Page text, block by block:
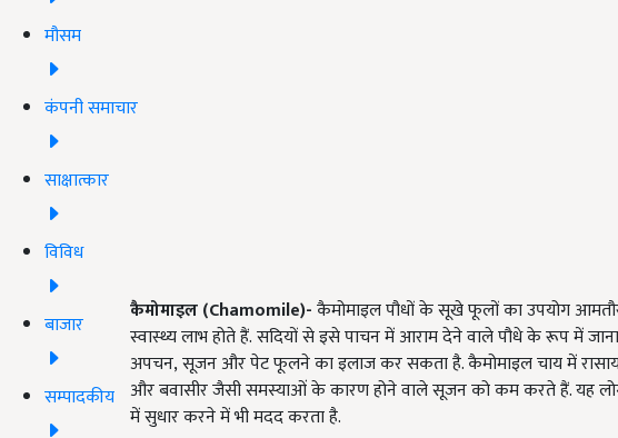
मौसम
कंपनी समाचार
साक्षात्कार
विविध
बाजार
सम्पादकीय
कैमोमाइल(Chamomile)-कैमोमाइल पौधों के सूखे फूलों का उपयोग
स्वास्थ्य लाभ होते हैं.सदियों सेइसे पाचन में आराम देने वाले पौधे के रूप में जाना
अपचन,सूजन और पेट फूलने का इलाज कर सकता है. कैमोमाइल चाय में
और बवासीर जैसी समस्याओं के कारण होने वाले सूजन को कम करते हैं. यह
में सुधार करने में भी मदद करता है.